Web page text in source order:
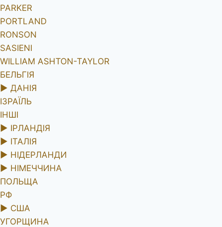
PARKER
PORTLAND
RONSON
SASIENI
WILLIAM ASHTON-TAYLOR
БЕЛЬГІЯ
► ДАНІЯ
ІЗРАЇЛЬ
ІНШІ
► ІРЛАНДІЯ
► ІТАЛІЯ
► НІДЕРЛАНДИ
► НІМЕЧЧИНА
ПОЛЬЩА
РФ
► США
УГОРЩИНА